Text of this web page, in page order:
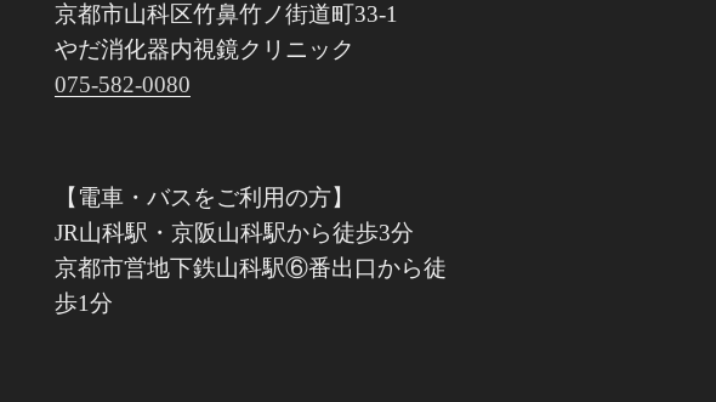
京都市山科区竹鼻竹ノ街道町33-1
やだ消化器内視鏡クリニック
075-582-0080
【電車・バスをご利用の方】
JR山科駅・京阪山科駅から徒歩3分
京都市営地下鉄山科駅⑥番出口から徒
歩1分